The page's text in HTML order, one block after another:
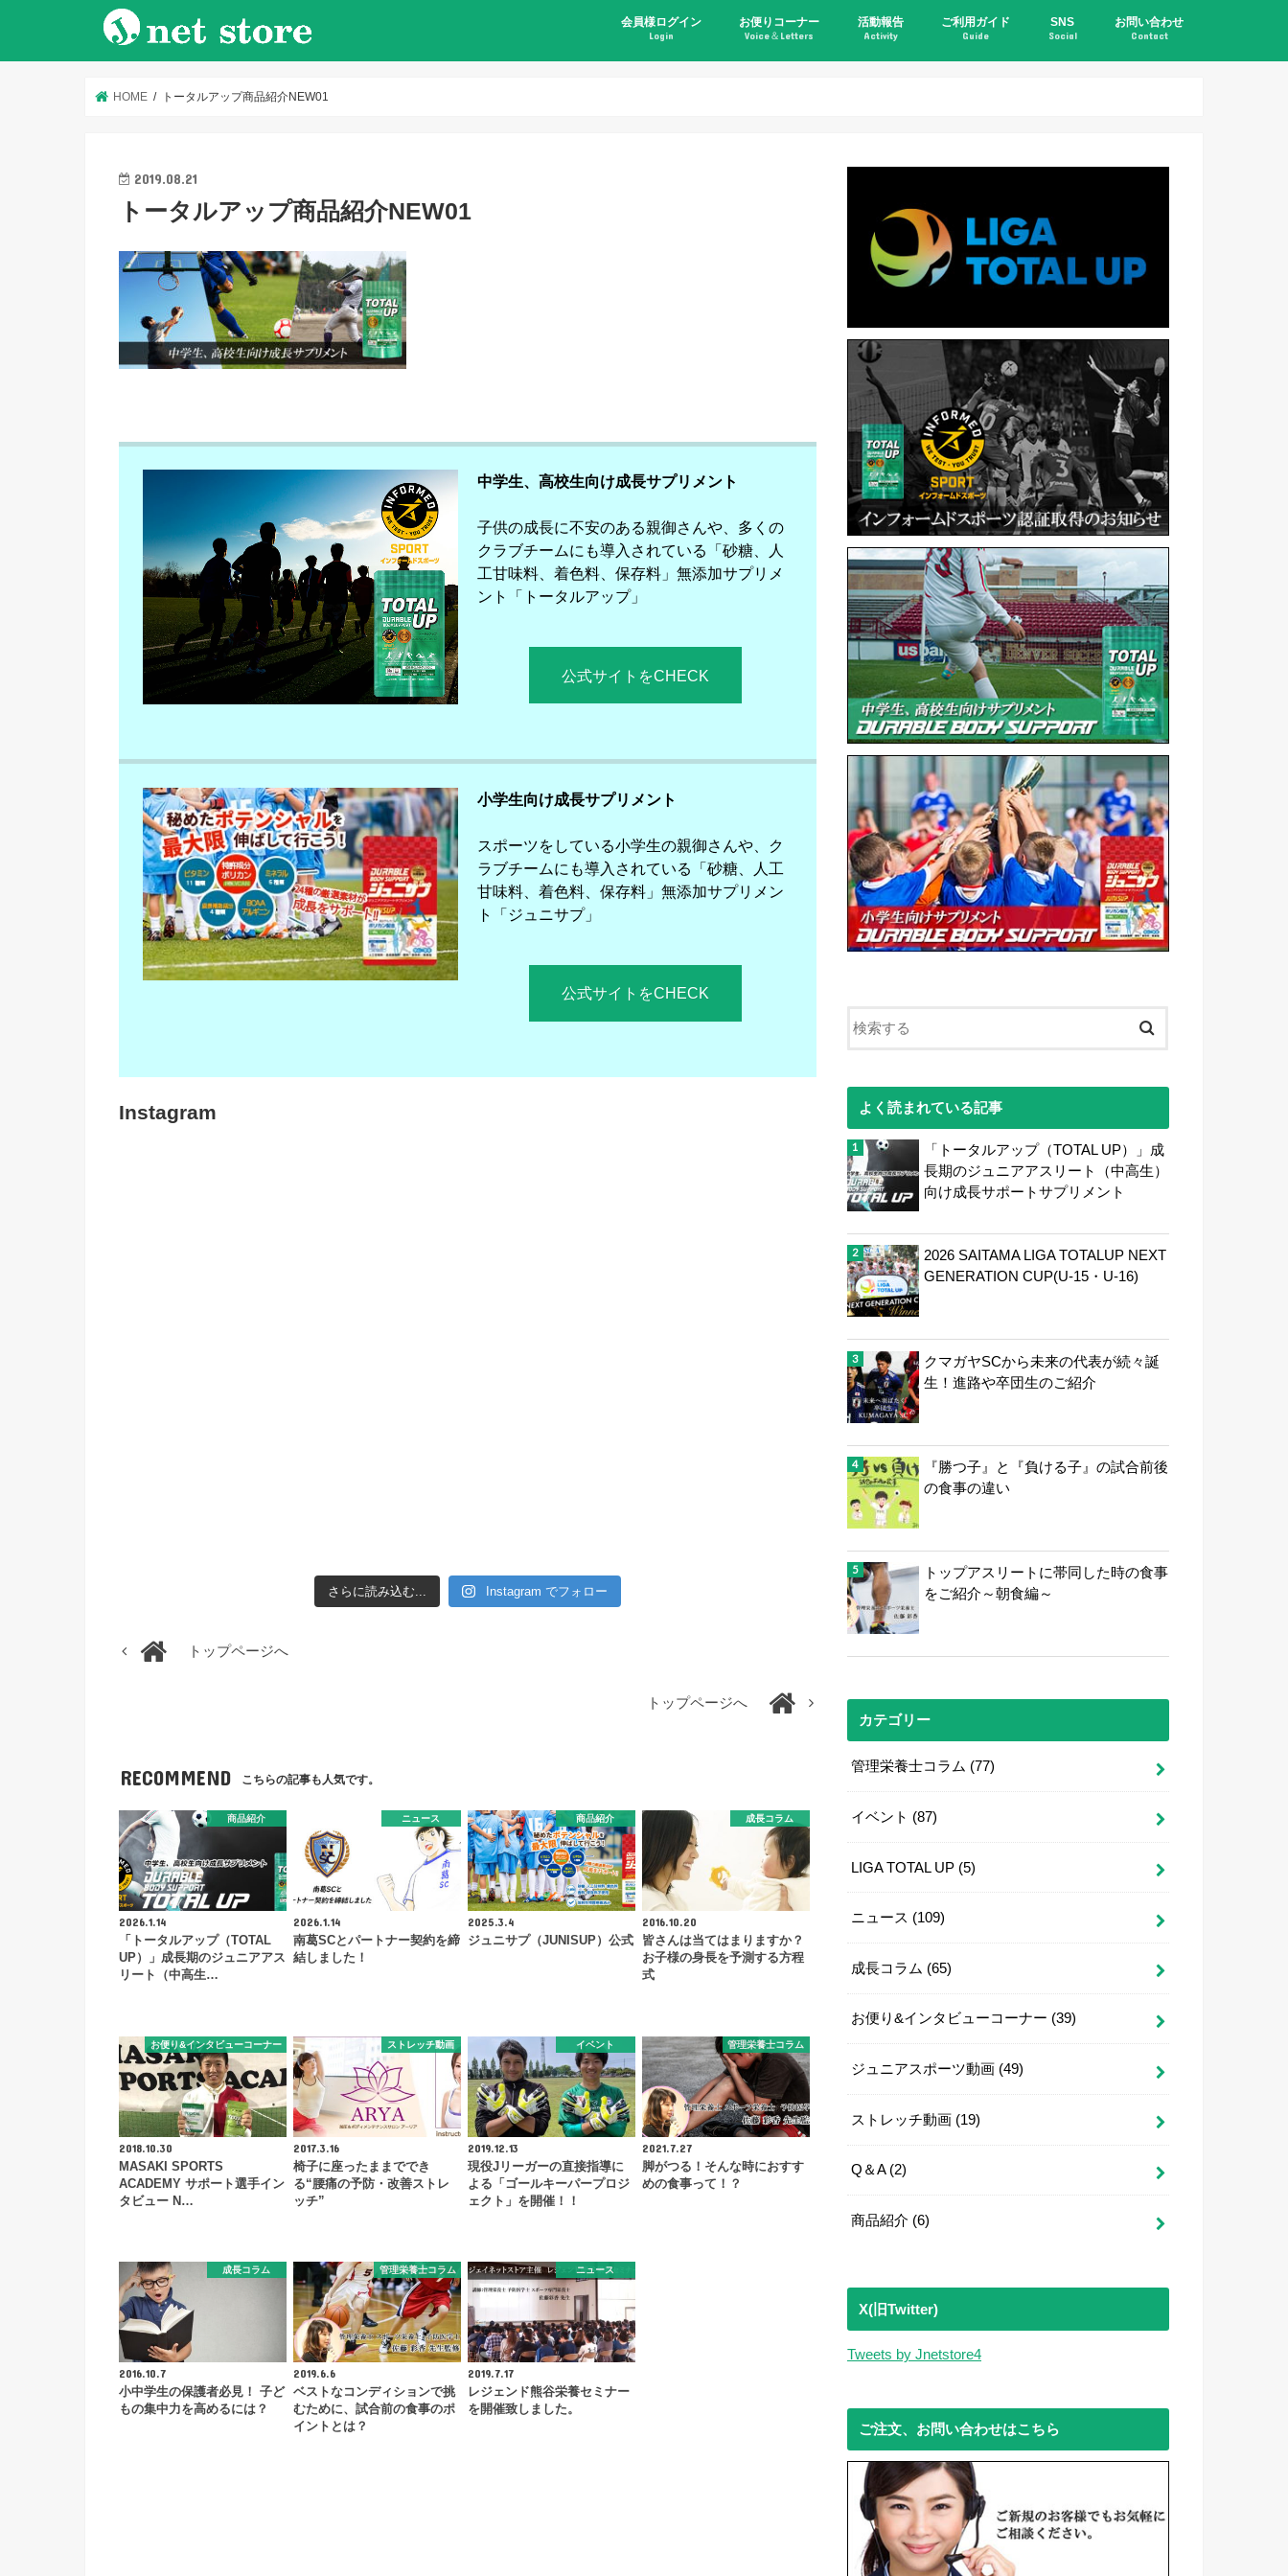
会員様ログイン
Login
お便りコーナー
Voice＆Letters
活動報告
Activity
ご利用ガイド
Guide
SNS
Social
お問い合わせ
Contact
HOME トータルアップ商品紹介NEW01
2019.08.21
トータルアップ商品紹介NEW01
中学生、高校生向け成長サプリメント
子供の成長に不安のある親御さんや、多くの
クラブチームにも導入されている「砂糖、人
工甘味料、着色料、保存料」無添加サプリメ
ント「トータルアップ」
公式サイトをCHECK
小学生向け成長サプリメント
スポーツをしている小学生の親御さんや、ク
ラブチームにも導入されている「砂糖、人工
甘味料、着色料、保存料」無添加サプリメン
ト「ジュニサプ」
公式サイトをCHECK
Instagram
さらに読み込む... Instagram でフォロー
トップページへ
トップページへ
RECOMMEND こちらの記事も人気です。
商品紹介
2026.1.14
「トータルアップ（TOTAL
UP）」成長期のジュニアアス
リート（中高生…
ニュース
2026.1.14
南葛SCとパートナー契約を締
結しました！
商品紹介
2025.3.4
ジュニサプ（JUNISUP）公式
成長コラム
2016.10.20
皆さんは当てはまりますか？
お子様の身長を予測する方程
式
お便り&インタビューコーナー
2018.10.30
MASAKI SPORTS
ACADEMY サポート選手イン
タビュー N…
ストレッチ動画
2017.3.16
椅子に座ったままででき
る“腰痛の予防・改善ストレ
ッチ”
イベント
2019.12.13
現役Jリーガーの直接指導に
よる「ゴールキーパープロジ
ェクト」を開催！！
管理栄養士コラム
2021.7.27
脚がつる！そんな時におすす
めの食事って！？
成長コラム
2016.10.7
小中学生の保護者必見！ 子ど
もの集中力を高めるには？
管理栄養士コラム
2019.6.6
ベストなコンディションで挑
むために、試合前の食事のポ
イントとは？
ニュース
2019.7.17
レジェンド熊谷栄養セミナー
を開催致しました。
よく読まれている記事
「トータルアップ（TOTAL UP）」成
長期のジュニアアスリート（中高生）
向け成長サポートサプリメント
2026 SAITAMA LIGA TOTALUP NEXT
GENERATION CUP(U-15・U-16)
クマガヤSCから未来の代表が続々誕
生！進路や卒団生のご紹介
『勝つ子』と『負ける子』の試合前後
の食事の違い
トップアスリートに帯同した時の食事
をご紹介～朝食編～
カテゴリー
管理栄養士コラム (77)
イベント (87)
LIGA TOTAL UP (5)
ニュース (109)
成長コラム (65)
お便り&インタビューコーナー (39)
ジュニアスポーツ動画 (49)
ストレッチ動画 (19)
Q＆A (2)
商品紹介 (6)
X(旧Twitter)
Tweets by Jnetstore4
ご注文、お問い合わせはこちら